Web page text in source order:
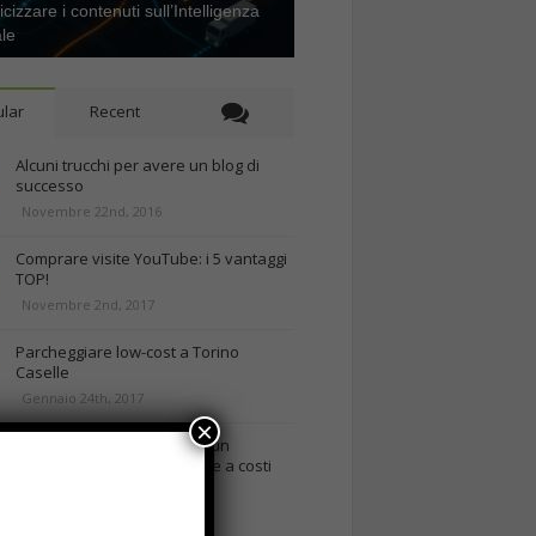
i contenuti sull’Intelligenza
Recent
Alcuni trucchi per avere un blog di
successo
Novembre 22nd, 2016
Comprare visite YouTube: i 5 vantaggi
TOP!
Novembre 2nd, 2017
Parcheggiare low-cost a Torino
Caselle
Gennaio 24th, 2017
Consigli per intraprendere un
business on-line efficiente e a costi
×